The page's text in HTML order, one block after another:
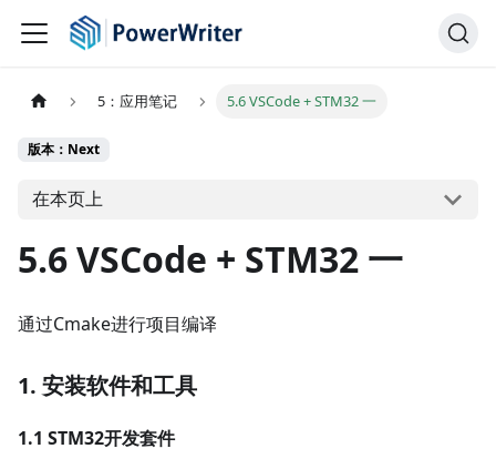
5：应用笔记 5.6 VSCode + STM32 一
版本：Next
在本页上
5.6 VSCode + STM32 一
通过Cmake进行项目编译
1. 安装软件和工具
1.1 STM32开发套件